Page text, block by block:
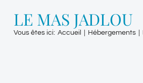
LE MAS JADLOU
Vous êtes ici: Accueil Hébergements